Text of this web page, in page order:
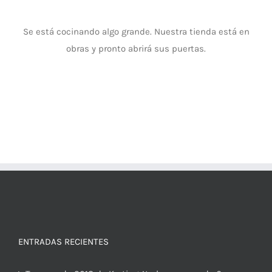
Se está cocinando algo grande. Nuestra tienda está en
obras y pronto abrirá sus puertas.
ENTRADAS RECIENTES